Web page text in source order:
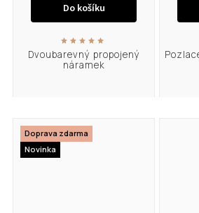
Dvoubarevný propojený
náramek
Do košíku
Novinka
Doprava zdarma